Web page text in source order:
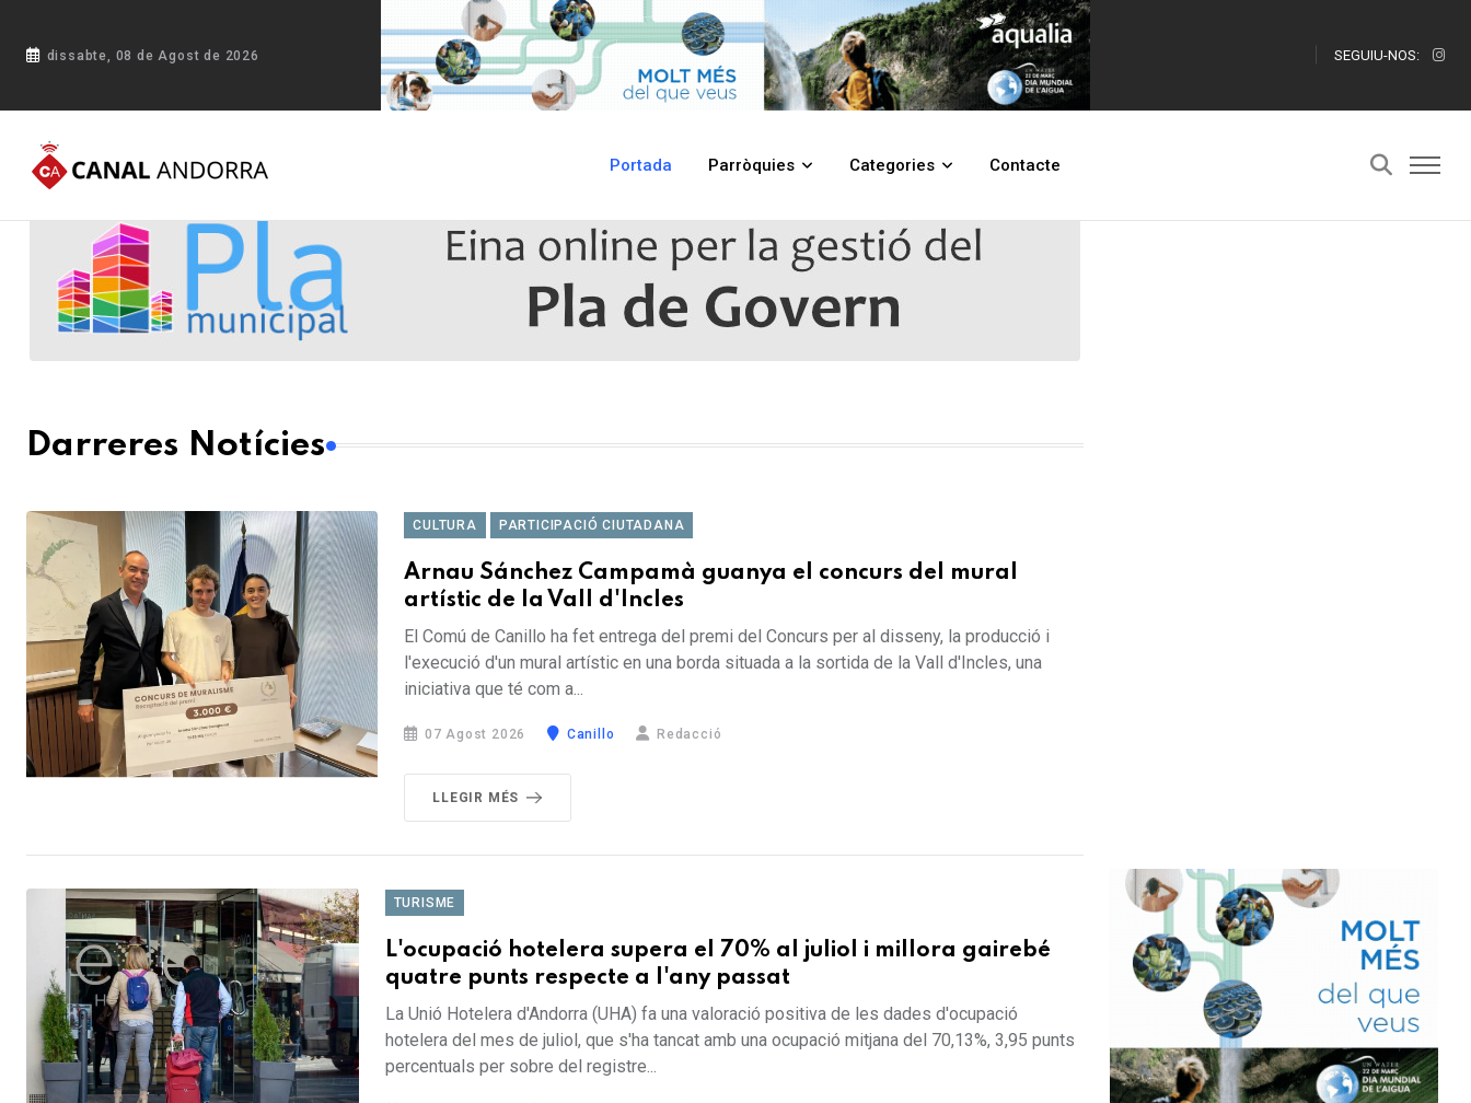
dissabte, 08 de Agost de 2026 SEGUIU-NOS:
Portada Parròquies Categories Contacte
Darreres Notícies
CULTURA PARTICIPACIÓ CIUTADANA
Arnau Sánchez Campamà guanya el concurs del mural
artístic de la Vall d'Incles
El Comú de Canillo ha fet entrega del premi del Concurs per al disseny, la producció i
l'execució d'un mural artístic en una borda situada a la sortida de la Vall d'Incles, una
iniciativa que té com a...
07 Agost 2026 Canillo Redacció
LLEGIR MÉS
TURISME
L'ocupació hotelera supera el 70% al juliol i millora gairebé
quatre punts respecte a l'any passat
La Unió Hotelera d'Andorra (UHA) fa una valoració positiva de les dades d'ocupació
hotelera del mes de juliol, que s'ha tancat amb una ocupació mitjana del 70,13%, 3,95 punts
percentuals per sobre del registre...